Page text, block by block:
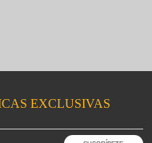
EXCLUSIVAS